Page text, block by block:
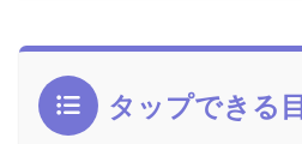
タップできる